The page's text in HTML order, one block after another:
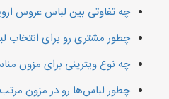
چه تفاوتی بین لباس عروس
چطور مشتری رو برای انتخاب
چه نوع ویترینی برای مزون
چطور لباس‌ها رو در مزون